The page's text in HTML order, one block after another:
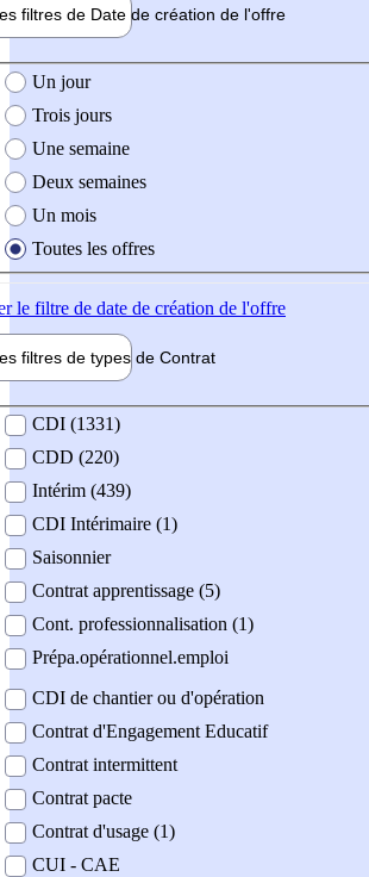
filtres de Date de création de l'offre
création de l'offre
Un jour
Trois jours
Une semaine
Deux semaines
Un mois
Toutes les offres
le filtre de date de création de l'offre
filtres de types de Contrat
contrat
CDI (1331)
CDD (220)
Intérim (439)
CDI Intérimaire (1)
Saisonnier
Contrat apprentissage (5)
Cont. professionnalisation (1)
Prépa.opérationnel.emploi
CDI de chantier ou d'opération
Contrat d'Engagement Educatif
Contrat intermittent
Contrat pacte
Contrat d'usage (1)
CUI - CAE